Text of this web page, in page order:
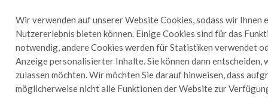
Wir verwenden auf unserer Website Cookies, sodass wir Ihnen
Nutzererlebnis bieten können. Einige Cookies sind für das
notwendig, andere Cookies werden für Statistiken verwendet
Anzeige personalisierter Inhalte. Sie können dann entscheiden,
zulassen möchten. Wir möchten Sie darauf hinweisen, dass
möglicherweise nicht alle Funktionen der Website zur
Zutaten 3 dl
30 g Bresc gehackte Schalotten